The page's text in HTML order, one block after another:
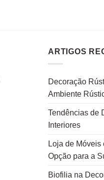
ARTIGOS
Decoração
Ambiente
Tendências de
Interiores
Loja de Móveis
Opção para a
Biofilia na